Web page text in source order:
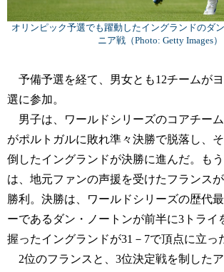
オリンピック予選でも躍動したイングランドのダ
ニア戦（Photo: Getty Images）
予備予選を経て、男女とも12チームが
選に参加。
男子は、ワールドシリーズのコアチー
がポルトガルに敗れ準々決勝で脱落し、
倒したイングランドが決勝に進んだ。も
は、地元ファンの声援を受けたフランス
勝利。決勝は、ワールドシリーズの歴代
ーであるダン・ノートンが前半に3トライ
握ったイングランドが31－7で頂点に立っ
2位のフランスと、3位決定戦を制したア